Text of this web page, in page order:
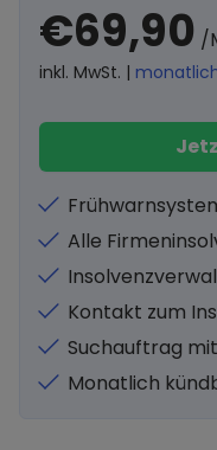
€69,90 /
inkl. MwSt. |
Alle
Kontakt zum
Suchauftrag
Monatlich